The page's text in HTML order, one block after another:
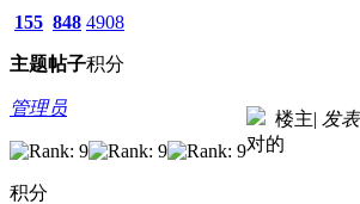
155
主题
848
帖子
4908
积分
管理员
积分
楼主| 发
对的